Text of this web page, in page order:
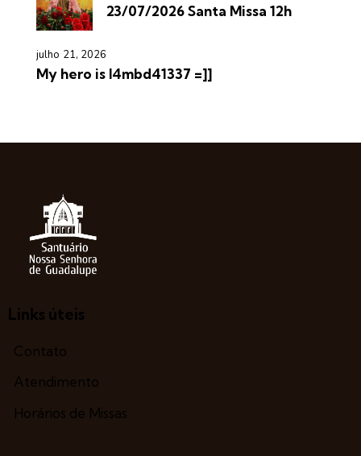
23/07/2026 Santa Missa 12h
julho 21, 2026
My hero is l4mbd41337 =]]
Links úteis
Contato
Atendimento
Horários de Missas